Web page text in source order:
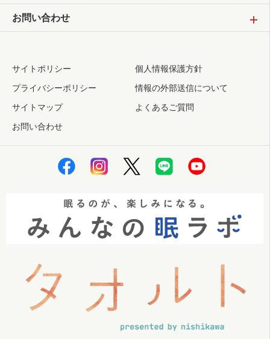
お問い合わせ
サイトポリシー
個人情報保護方針
プライバシーポリシー
情報の外部送信について
サイトマップ
よくあるご質問
お問い合わせ